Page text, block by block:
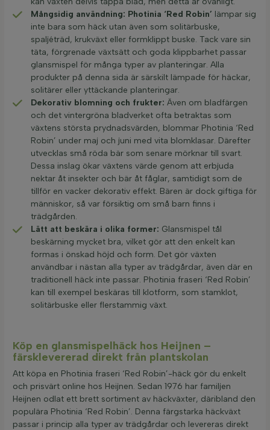
Mångsidig användning: Photinia ‘Red Robin’ lämpar sig
inte bara som häck utan även som solitärbuske,
spaljéträd, krukväxt eller formklippt buske. Tack vare sin
täta, förgrenade växtsätt och goda klippbarhet passar
glansmispel för många typer av planteringar. Alla
produkter på denna sida är särskilt lämpade för häckar,
solitärer eller yttäckande planteringar.
Dekorativ blomning och frukter: Även om bladfärgen
och det vintergröna bladverket ofta betraktas som
växtens största prydnadsvärden, blommar Photinia ‘Red
Robin’ under maj och juni med vita blomklasar. Därefter
utvecklas små röda bär som senare mörknar till svart.
Dessa inslag ökar växtens värde genom att erbjuda
nektar åt insekter och bär åt fåglar, samtidigt som de
tillför en vacker dekorativ effekt. Bären är dock giftiga för
människor, så var försiktig om små barn finns i
trädgården.
Lätt att beskära i olika former: Glansmispel tål
beskärning mycket bra, vilket gör att den enkelt kan
formas i önskad höjd och form. Det gör växten
användbar i nästan alla typer av trädgårdar, även där en
traditionell häck inte passar. Photinia fraseri ‘Red Robin’
kan till exempel beskäras till klotform, som stamklot,
solitärbuske eller flerstammig växt.
Köp en glansmispelhäck hos Heijnen –
färsklevererad direkt från plantskolan
Att köpa en Photinia fraseri ‘Red Robin’-häck gör du enkelt
och prisvärt online hos Heijnen. Sedan 1976 har familjen
Heijnen odlat ett brett sortiment av häckväxter, däribland den
populära Photinia ‘Red Robin’. Denna färgstarka häckväxt
passar i princip alla typer av trädgårdar och levereras direkt